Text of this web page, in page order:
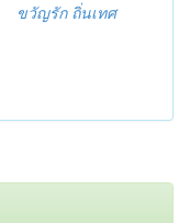
ขวัญรัก ถิ่นเทศ